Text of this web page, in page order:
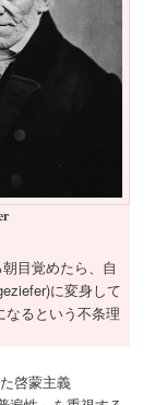
目覚めたら、自
に変身して
なるという不条理
啓蒙主義